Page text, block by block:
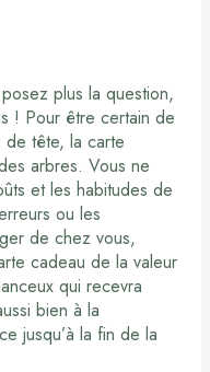
plus la question,
! Pour être certain de
de tête, la carte
arbres. Vous ne
et les habitudes de
ou les
de chez vous,
cadeau de la valeur
qui recevra
bien à la
jusqu’à la fin de la